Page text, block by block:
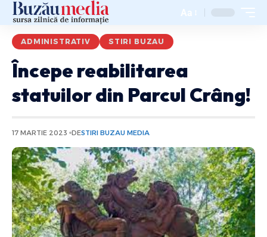
Aa
ADMINISTRATIV STIRI BUZAU
Începe reabilitarea
statuilor din Parcul Crâng!
17 MARTIE 2023 DESTIRI BUZAU MEDIA